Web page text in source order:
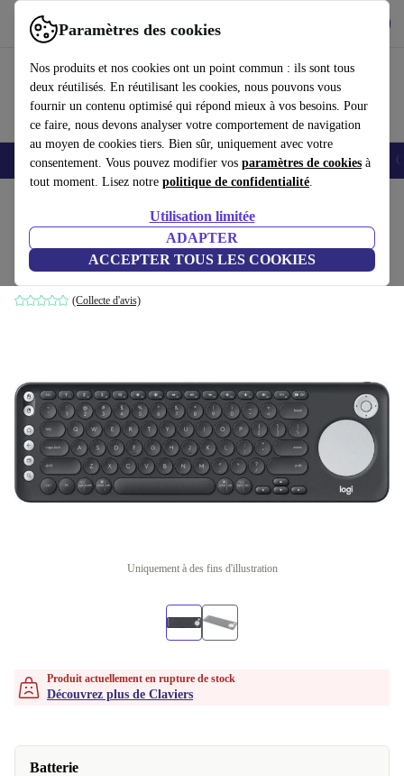
Paramètres des cookies
Nos produits et nos cookies ont un point commun : ils sont tous
deux réutilisés. En réutilisant les cookies, nous pouvons vous
fournir un contenu optimisé qui répond mieux à vos besoins. Pour
ce faire, nous devons analyser votre comportement de navigation
au moyen de cookies tiers. Bien sûr, uniquement avec votre
consentement. Vous pouvez modifier vos paramètres de cookies à
tout moment. Lisez notre politique de confidentialité.
Utilisation limitée
ADAPTER
ACCEPTER TOUS LES COOKIES
Utilisez refurbed rapidement et facilement
Smartphones Laptops Tablettes Montres connectées Accessoires
Logitech K600
Noir | US
(Collecte d'avis)
Uniquement à des fins d'illustration
Produit actuellement en rupture de stock
Découvrez plus de Claviers
Batterie